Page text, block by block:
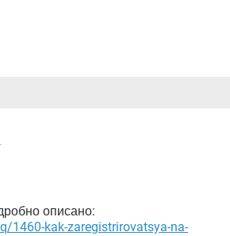
описано:
1460-kak-zaregistrirovatsya-na-